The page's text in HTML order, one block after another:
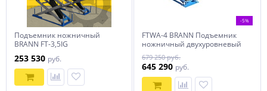
Подъемник ножничный
BRANN FT-3,5IG
253 530 руб.
-5%
FTWA-4 BRANN Подъемник
ножничный двухуровневый
под сход-развал
679 250 руб.
645 290 руб.